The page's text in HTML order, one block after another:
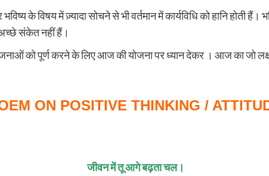
के विषय में ज़्यादा सोचने से भी वर्तमान में कार्यविधि को हानि होती हैं।
संकेत नहीं हैं।
को पूर्ण करने के लिए आज की योजना पर ध्यान देकर । आज का जो
POEM ON POSITIVE THINKING /
जीवन में तू आगे बढ़ता चल।